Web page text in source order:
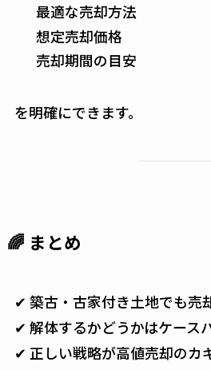
最適な売却方法
想定売却価格
売却期間の目安
を明確にできます。
🌈 まとめ
✔ 築古・古家付き土地でも売
✔ 解体するかどうかはケース
✔ 正しい戦略が高値売却のカ